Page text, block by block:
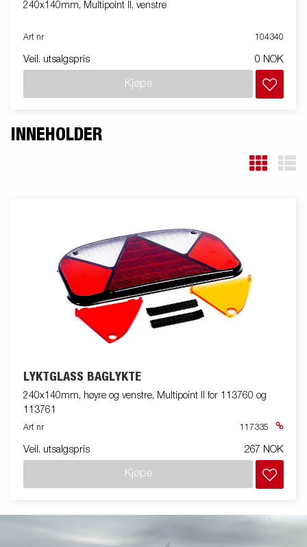
240x140mm, Multipoint II, venstre
Art nr 104340
Veil. utsalgspris 0 NOK
Kjøpe
INNEHOLDER
LYKTGLASS BAGLYKTE
240x140mm, høyre og venstre, Multipoint II for 113760 og
113761
Art nr 117335
Veil. utsalgspris 267 NOK
Kjøpe